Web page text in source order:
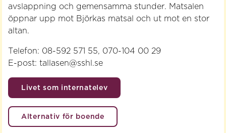
avslappning och gemensamma stunder. Matsalen
öppnar upp mot Björkas matsal och ut mot en stor
altan.
Telefon: 08-592 571 55, 070-104 00 29
E-post: tallasen@sshl.se
Livet som internatelev
Alternativ för boende